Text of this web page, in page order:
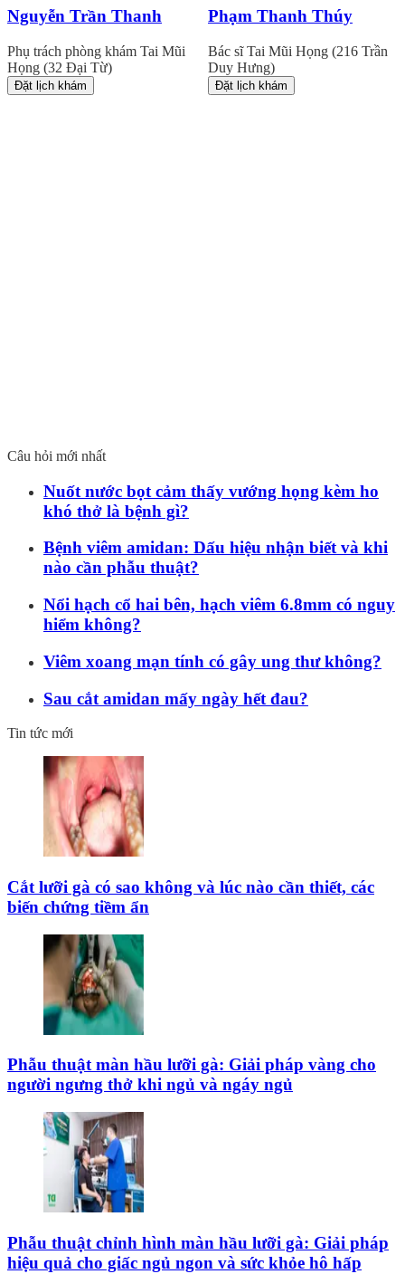
Nguyễn Trần Thanh
Phụ trách phòng khám Tai Mũi
Họng (32 Đại Từ)
Đặt lịch khám
Phạm Thanh Thúy
Bác sĩ Tai Mũi Họng (216 Trần
Duy Hưng)
Đặt lịch khám
Câu hỏi mới nhất
Nuốt nước bọt cảm thấy vướng họng kèm ho
khó thở là bệnh gì?
Bệnh viêm amidan: Dấu hiệu nhận biết và khi
nào cần phẫu thuật?
Nổi hạch cổ hai bên, hạch viêm 6.8mm có nguy
hiểm không?
Viêm xoang mạn tính có gây ung thư không?
Sau cắt amidan mấy ngày hết đau?
Tin tức mới
Cắt lưỡi gà có sao không và lúc nào cần thiết, các
biến chứng tiềm ẩn
Phẫu thuật màn hầu lưỡi gà: Giải pháp vàng cho
người ngưng thở khi ngủ và ngáy ngủ
Phẫu thuật chỉnh hình màn hầu lưỡi gà: Giải pháp
hiệu quả cho giấc ngủ ngon và sức khỏe hô hấp